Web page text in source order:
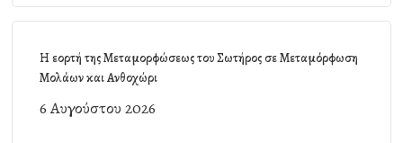
Η εορτή της Μεταμορφώσεως του Σωτήρος σε Μεταμόρφωση
Μολάων και Ανθοχώρι
6 Αυγούστου 2026